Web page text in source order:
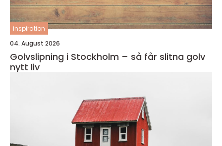
inspiration
04. August 2026
Golvslipning i Stockholm – så får slitna golv
nytt liv